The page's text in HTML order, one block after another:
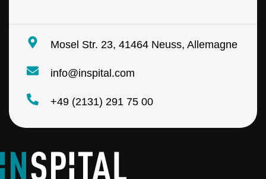
E
a
l
Mosel Str. 23, 41464 Neuss, Allemagne
info@inspital.com
+49 (2131) 291 75 00